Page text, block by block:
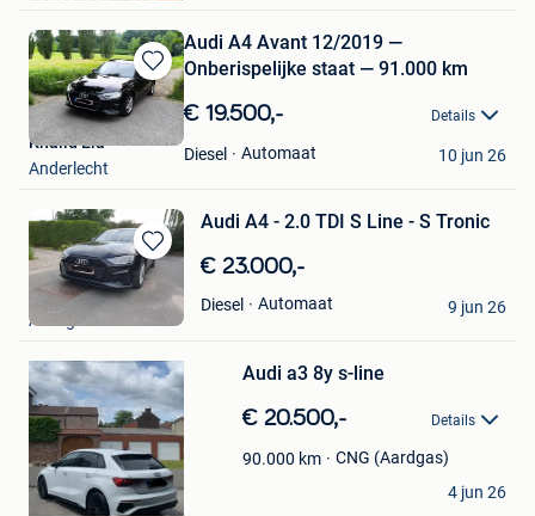
Bewaren
in
Mijn
Favorieten
Audi A4 Avant 12/2019 —
Onberispelijke staat — 91.000 km
€ 19.500,- Details
Diesel Automaat
Khalid Ela
Anderlecht
10 jun 26
Bewaren
in
Mijn
Favorieten
Audi A4 - 2.0 TDI S Line - S Tronic
€ 23.000,-
Diesel Automaat
Nico Noreilde
Anzegem
9 jun 26
in
Mijn
Favorieten
Audi a3 8y s-line
€ 20.500,- Details
90.000 km
CNG (Aardgas)
Kevin bdr
Charleroi
4 jun 26
Bewaren